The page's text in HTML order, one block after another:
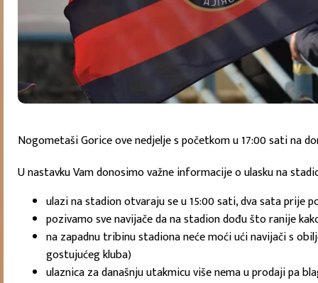
Nogometaši Gorice ove nedjelje s početkom u 17:00 sati na
U nastavku Vam donosimo važne informacije o ulasku na
ulazi na stadion otvaraju se u 15:00 sati, dva sata prije
pozivamo sve navijače da na stadion dođu što ranije
na zapadnu tribinu stadiona neće moći ući navijači s
gostujućeg kluba)
ulaznica za današnju utakmicu više nema u prodaji pa